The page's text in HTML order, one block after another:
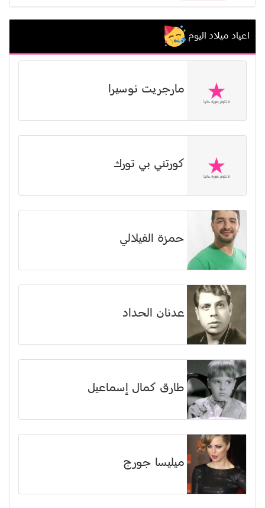
اعياد ميلاد اليوم
مارجريت نوسيرا
كورتني بي تورك
حمزة الفيلالي
عدنان الحداد
طارق كمال إسماعيل
ميليسا جورج